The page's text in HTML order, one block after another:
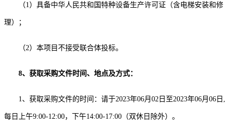
（1）具备中华人民共和国特种设备生产许可证 （含电梯安装和修
理） ；
（2）本项目不接受联合体投标。
8、获取采购文件时间、地点及方式：
1、获取采购文件的时间：请于2023年06月02 日 至2023年06月 06 日 ,
每日上午9:00-12:00，下午14:00-17:00（双休 日除外） 。